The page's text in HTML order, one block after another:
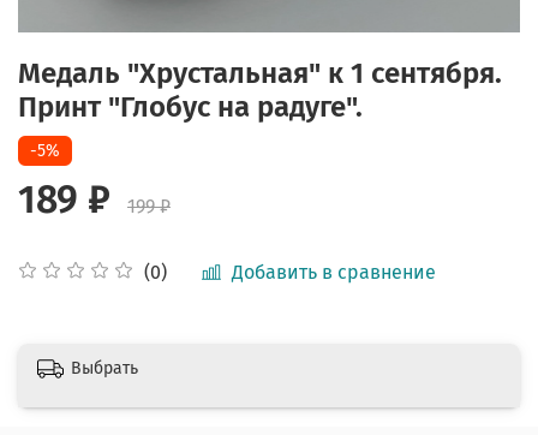
Медаль "Хрустальная" к 1 сентября.
Принт "Глобус на радуге".
(0) Добавить в сравнение
-5%
189 ₽ 199 ₽
Выбрать